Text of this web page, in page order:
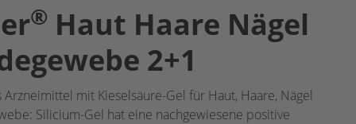
® Haut Haare Nägel
2+1
mit Kieselsäure-Gel für Haut, Haare, Nägel
Silicium-Gel hat eine nachgewiesene positive